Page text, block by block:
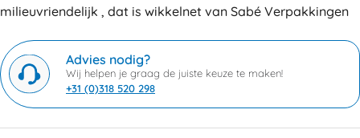
milieuvriendelijk , dat is wikkelnet van Sabé Verpakkingen
Advies nodig?
Wij helpen je graag de juiste keuze te maken!
+31 (0)318 520 298